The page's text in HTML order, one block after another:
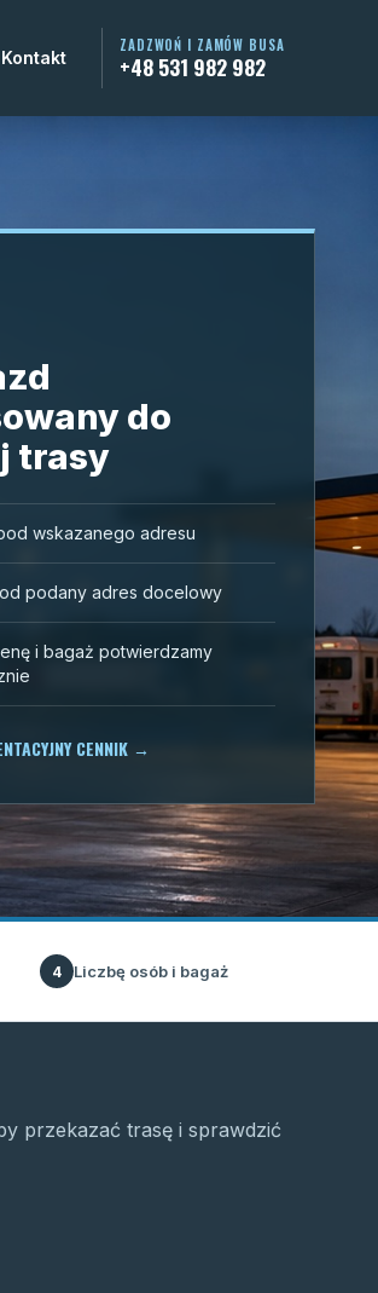
Kontakt
ZADZWOŃ I ZAMÓW BUSA
+48 531 982 982
do
trasy
wskazanego adresu
podany adres docelowy
i bagaż potwierdzamy
CENNIK →
4 Liczbę osób i bagaż
przekazać trasę i sprawdzić